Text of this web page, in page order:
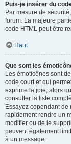
Puis-je insérer du
Par mesure de
forum. La majeure
code HTML peut être
Haut
Que sont les
Les émoticônes sont
code court et qui
exprime la joie, alors
consulter la liste
Essayez cependant
rapidement rendre un
modifier ou de le
peuvent également
à un message.